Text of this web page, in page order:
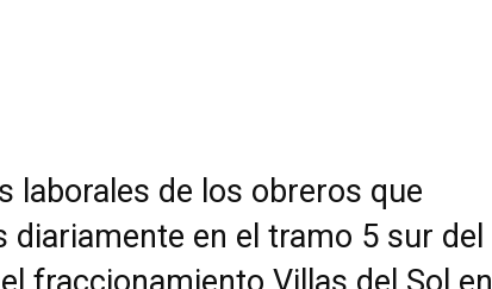
laborales de los obreros que
en el tramo 5 sur del